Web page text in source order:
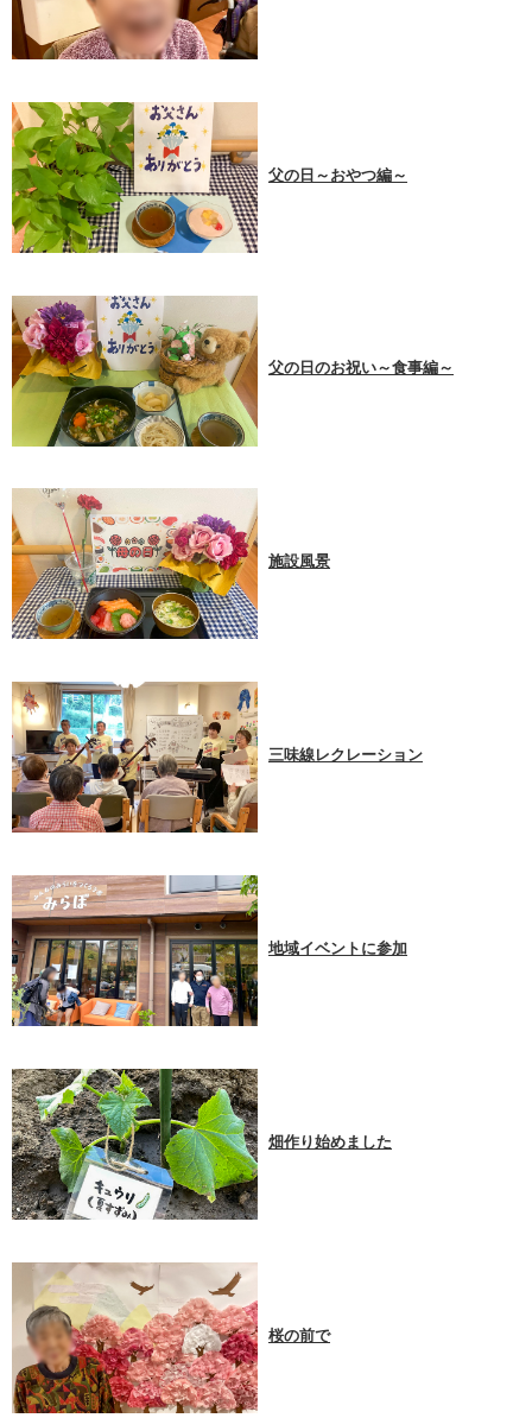
父の日～おやつ編～
父の日のお祝い～食事編～
施設風景
三味線レクレーション
地域イベントに参加
畑作り始めました
桜の前で